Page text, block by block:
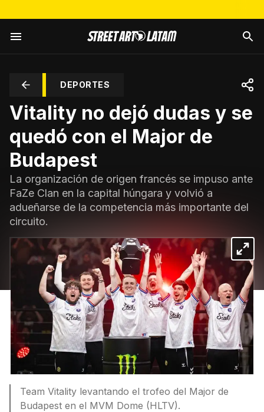
DEPORTES
Vitality no dejó dudas y se
quedó con el Major de
Budapest
La organización de origen francés se impuso ante
FaZe Clan en la capital húngara y volvió a
adueñarse de la competencia más importante del
circuito.
Team Vitality levantando el trofeo del Major de
Budapest en el MVM Dome (HLTV).